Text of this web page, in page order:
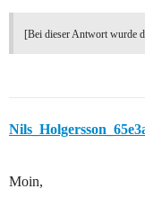
[Bei dieser Antwort wurde
Moin,